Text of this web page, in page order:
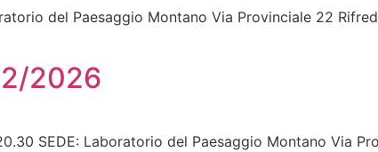
del Paesaggio Montano Via Provinciale 22
2026
SEDE: Laboratorio del Paesaggio Montano Via